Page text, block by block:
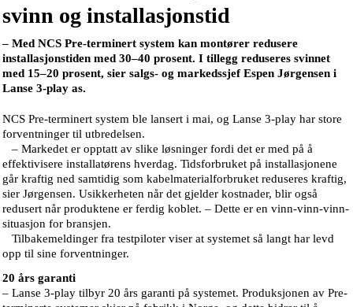
svinn og installasjonstid
– Med NCS Pre-terminert system kan montører redusere
installasjonstiden med 30–40 prosent. I tillegg reduseres svinnet
med 15–20 prosent, sier salgs- og markedssjef Espen Jørgensen i
Lanse 3-play as.
NCS Pre-terminert system ble lansert i mai, og Lanse 3-play har store
forventninger til utbredelsen.
– Markedet er opptatt av slike løsninger fordi det er med på å
effektivisere installatørens hverdag. Tidsforbruket på installasjonene
går kraftig ned samtidig som kabelmaterialforbruket reduseres kraftig,
sier Jørgensen. Usikkerheten når det gjelder kostnader, blir også
redusert når produktene er ferdig koblet. – Dette er en vinn-vinn-vinn-
situasjon for bransjen.
Tilbakemeldinger fra testpiloter viser at systemet så langt har levd
opp til sine forventninger.
20 års garanti
– Lanse 3-play tilbyr 20 års garanti på systemet. Produksjonen av Pre-